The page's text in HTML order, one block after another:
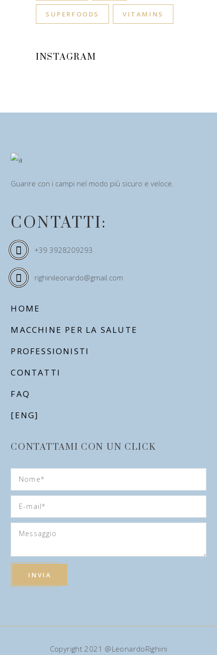
SUPERFOODS VITAMINS
INSTAGRAM
Guarire con i campi nel modo più sicuro e veloce.
CONTATTI:
+39 3928209293
righinileonardo@gmail.com
HOME
MACCHINE PER LA SALUTE
PROFESSIONISTI
CONTATTI
FAQ
[ENG]
CONTATTAMI CON UN CLICK
Copyright 2021 @LeonardoRighini